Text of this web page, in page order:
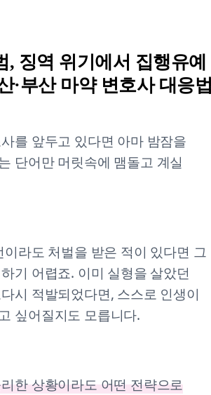
, 징역 위기에서 집행유예
·부산 마약 변호사 대응
를 앞두고 있다면 아마 밤잠을
단어만 머릿속에 맴돌고 계실
라도 처벌을 받은 적이 있다면 그
기 어렵죠. 이미 실형을 살았던
시 적발되었다면, 스스로 인생이
싶어질지도 모릅니다.
한 상황이라도 어떤 전략으로